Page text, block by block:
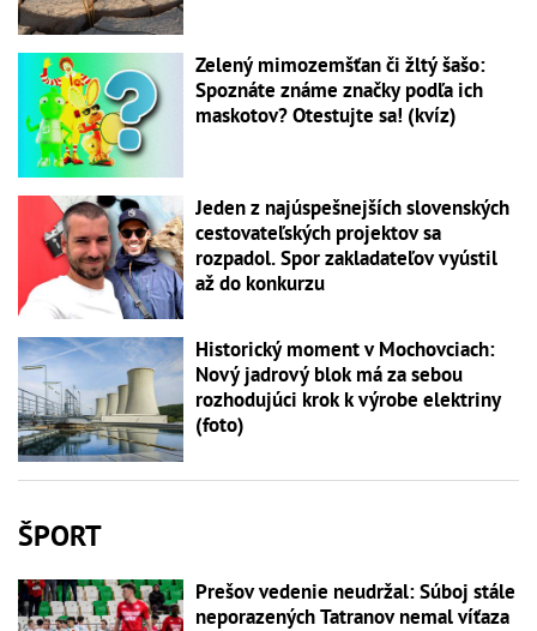
Zelený mimozemšťan či žltý šašo:
Spoznáte známe značky podľa ich
maskotov? Otestujte sa! (kvíz)
Jeden z najúspešnejších slovenských
cestovateľských projektov sa
rozpadol. Spor zakladateľov vyústil
až do konkurzu
Historický moment v Mochovciach:
Nový jadrový blok má za sebou
rozhodujúci krok k výrobe elektriny
(foto)
ŠPORT
Prešov vedenie neudržal: Súboj stále
neporazených Tatranov nemal víťaza